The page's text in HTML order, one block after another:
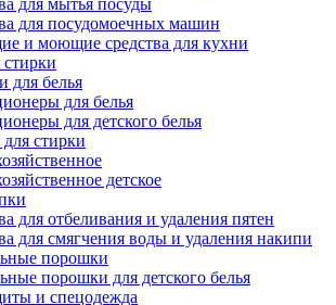
для посудомоечных машин
и моющие средства для кухни
стирки
для белья
для белья
для детского белья
стирки
детское
для отбеливания и удаления пятен
для смягчения воды и удаления накипи
порошки
порошки для детского белья
и спецодежда